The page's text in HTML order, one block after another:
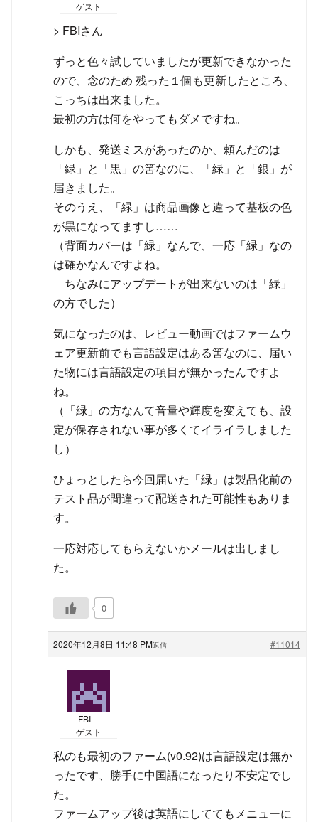
ゲスト
> FBIさん
ずっと色々試していましたが更新できなかった
ので、念のため 残った１個も更新したところ、
こっちは出来ました。
最初の方は何をやってもダメですね。
しかも、発送ミスがあったのか、頼んだのは
「緑」と「黒」の筈なのに、「緑」と「銀」が
届きました。
そのうえ、「緑」は商品画像と違って基板の色
が黒になってますし……
（背面カバーは「緑」なんで、一応「緑」なの
は確かなんですよね。
ちなみにアップデートが出来ないのは「緑」
の方でした）
気になったのは、レビュー動画ではファームウ
ェア更新前でも言語設定はある筈なのに、届い
た物には言語設定の項目が無かったんですよ
ね。
（「緑」の方なんて音量や輝度を変えても、設
定が保存されない事が多くてイライラしました
し）
ひょっとしたら今回届いた「緑」は製品化前の
テスト品が間違って配送された可能性もありま
す。
一応対応してもらえないかメールは出しまし
た。
0
2020年12月8日 11:48 PM #11014
返信
FBI
ゲスト
私のも最初のファーム(v0.92)は言語設定は無か
ったです、勝手に中国語になったり不安定でし
た。
ファームアップ後は英語にしててもメニューに